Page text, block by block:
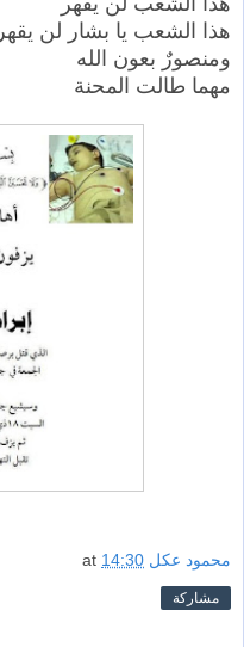
هذا الشعب يا بشار لن يقهر
ومنصورٌ بعون الله
مهما طالت المحنة
محمود عكل at 14:30
مشاركة